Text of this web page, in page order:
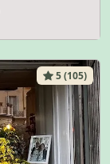
5 (105)